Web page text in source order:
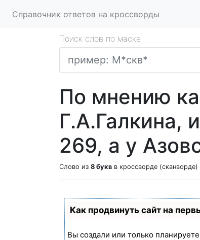
Справочник ответов на кроссворды
Поиск слов по маске
По мнению
Г.А.Галкина,
269, а у
Слово из 8 букв в кроссворде (сканворде)
Как продвинуть сайт на
Вы создали или только